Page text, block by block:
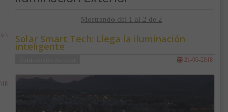
Mostrando del 1 al 2 de 2
Solar Smart Tech: Llega la iluminación
inteligente
21-06-2018